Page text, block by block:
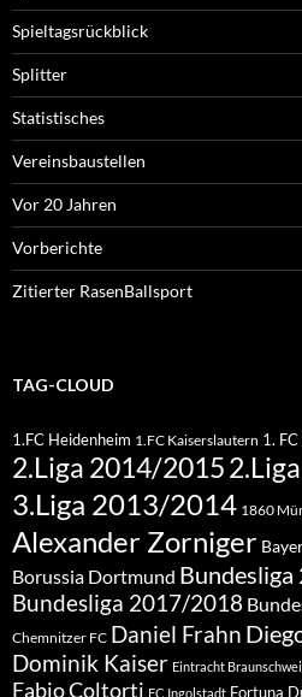
Spieltagsrückblick
Splitter
Statistisches
Vereinsbaustellen
Vor 20 Jahren
Vorberichte
Zitierter RasenBallsport
TAG-CLOUD
1.FC Heidenheim 1.FC Kaiserslautern 1.
2.Liga 2014/2015
3.Liga 2013/2014 1860
Alexander Zorniger
Borussia Dortmund
Bundesliga 2017/2018
Chemnitzer FC Daniel Frahn
Dominik Kaiser Eintracht
Fabio Coltorti FC Ingolstadt Fortuna